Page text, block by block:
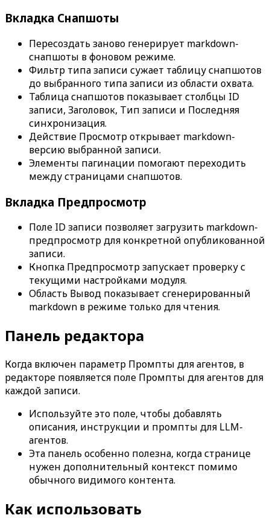
Вкладка Снапшоты
Пересоздать заново генерирует markdown-
снапшоты в фоновом режиме.
Фильтр типа записи сужает таблицу снапшотов
до выбранного типа записи из области охвата.
Таблица снапшотов показывает столбцы ID
записи, Заголовок, Тип записи и Последняя
синхронизация.
Действие Просмотроткрывает markdown-
версию выбранной записи.
Элементы пагинации помогают переходить
между страницами снапшотов.
Вкладка Предпросмотр
Поле ID записи позволяет загрузить markdown-
предпросмотр для конкретной опубликованной
записи.
Кнопка Предпросмотрзапускает проверку с
текущими настройками модуля.
Область Вывод показывает сгенерированный
markdown в режиме только для чтения.
Панель редактора
Когда включен параметр Промпты для агентов, в
редакторе появляется поле Промпты для агентовдля
каждой записи.
Используйте это поле, чтобы добавлять
описания, инструкции и промпты для LLM-
агентов.
Эта панель особенно полезна, когда странице
нужен дополнительный контекст помимо
обычного видимого контента.
Как использовать